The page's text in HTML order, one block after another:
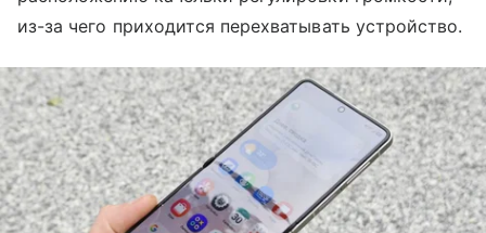
из-за чего приходится перехватывать устройство.